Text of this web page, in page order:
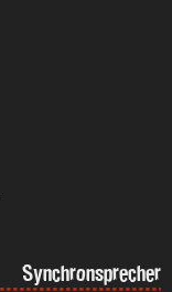
Synchronsprecher